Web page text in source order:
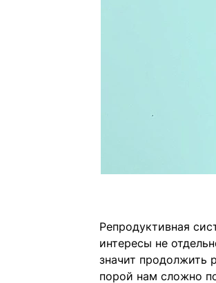
Репродуктивная
интересы не
значит продолжить
порой нам сложно